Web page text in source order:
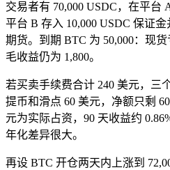
交易者有 70,000 USDC，在平台
平台 B 存入 10,000 USDC 保证
期货。到期 BTC 为 50,000：现货
毛收益仍为 1,800。
若买卖手续费合计 240 美元，三
提币和滑点 60 美元，净额只剩
元为实际占资，90 天收益约
年化差异很大。
再设 BTC 开仓两天内上涨到